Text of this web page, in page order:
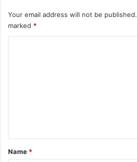
Your email address will not be published.
marked *
*
Name *